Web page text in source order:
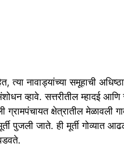
नावाड्यांच्या समूहाची
व्हावे. सत्तरीतील म्हादई आणि
ग्रामपंचायत क्षेत्रातील मेळावली
पुजली जाते. ही मूर्ती गोव्यात